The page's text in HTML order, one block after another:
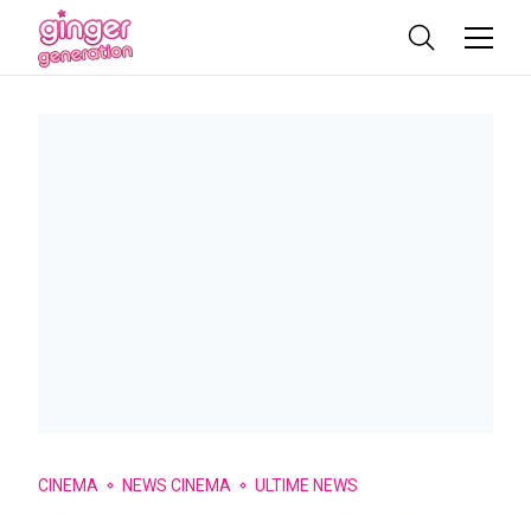
CINEMA NEWS CINEMA ULTIME NEWS